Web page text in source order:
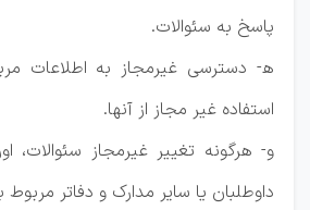
پاسخ به سئوالات.
ه‍- دسترسی غیرمجاز به اطلاعات
استفاده غیر مجاز از آنها.
و- هرگونه تغییر غیرمجاز سئوالات،
داوطلبان یا سایر مدارک و دفاتر مربوط